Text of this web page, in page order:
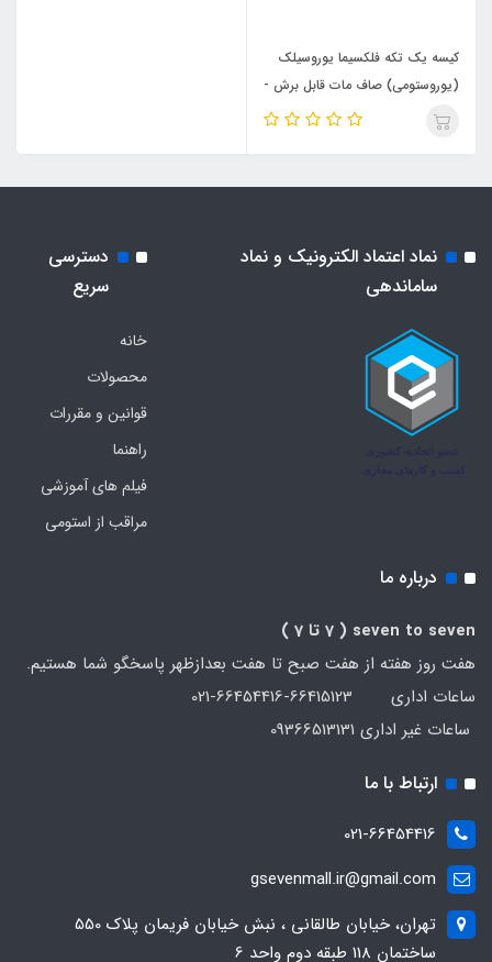
کیسه یک تکه فلکسیما یوروسیلک
(یوروستومی) صاف مات قابل برش -
B.Braun - کد 044914A
نماد اعتماد الکترونیک و نماد
ساماندهی
دسترسی
سریع
خانه
محصولات
قوانین و مقررات
راهنما
فیلم های آموزشی
مراقب از استومی
درباره ما
seven to seven ( 7 تا 7 )
هفت روز هفته از هفت صبح تا هفت بعدازظهر پاسخگو شما هستیم.
ساعات اداری 66415123-66454416-021
ساعات غیر اداری 09366513131
ارتباط با ما
021-66454416
gsevenmall.ir@gmail.com
تهران، خیابان طالقانی ، نبش خیابان فریمان پلاک 550
ساختمان 118 طبقه دوم واحد 6